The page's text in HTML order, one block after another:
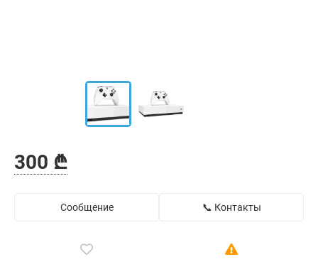
300 ₾
Сообщение 📞 Контакты